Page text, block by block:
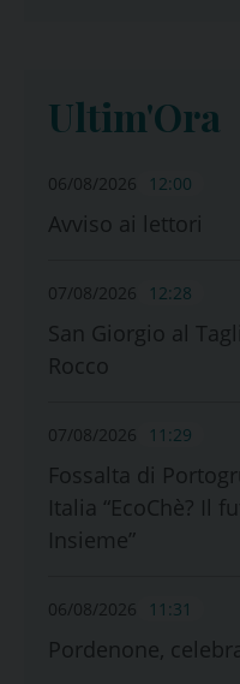
Ultim'Ora
06/08/2026 12:00
Avviso ai lettori
07/08/2026 12:28
San Giorgio al
Rocco
07/08/2026 11:29
Fossalta di
Italia “EcoChè? Il
Insieme”
06/08/2026 11:31
Pordenone,